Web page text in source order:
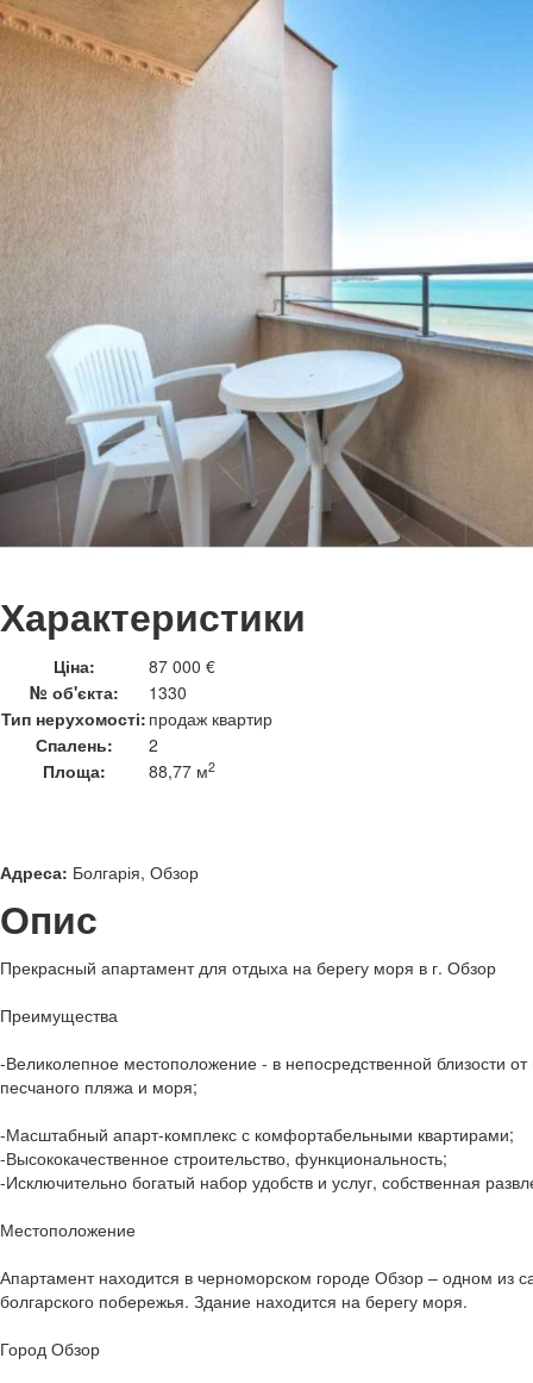
Характеристики
Ціна:
87 000 €
№ об'єкта:
1330
Тип нерухомості: продаж квартир
Спалень:
2
Площа:
88,77 м2
Адреса: Болгарія, Обзор
Опис
Прекрасный апартамент для отдыха на берегу моря в г. Обзор
Преимущества
-Великолепное местоположение - в непосредственной близости от
песчаного пляжа и моря;
-Масштабный апарт-комплекс с комфортабельными квартирами;
-Высококачественное строительство, функциональность;
-Исключительно богатый набор удобств и услуг, собственная
Местоположение
Апартамент находится в черноморском городе Обзор – одном из
болгарского побережья. Здание находится на берегу моря.
Город Обзор